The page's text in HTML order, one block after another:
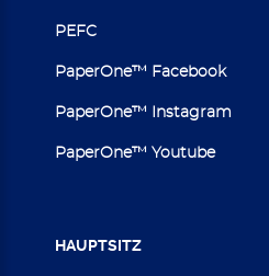
PEFC
PaperOne™ Facebook
PaperOne™ Instagram
PaperOne™ Youtube
HAUPTSITZ